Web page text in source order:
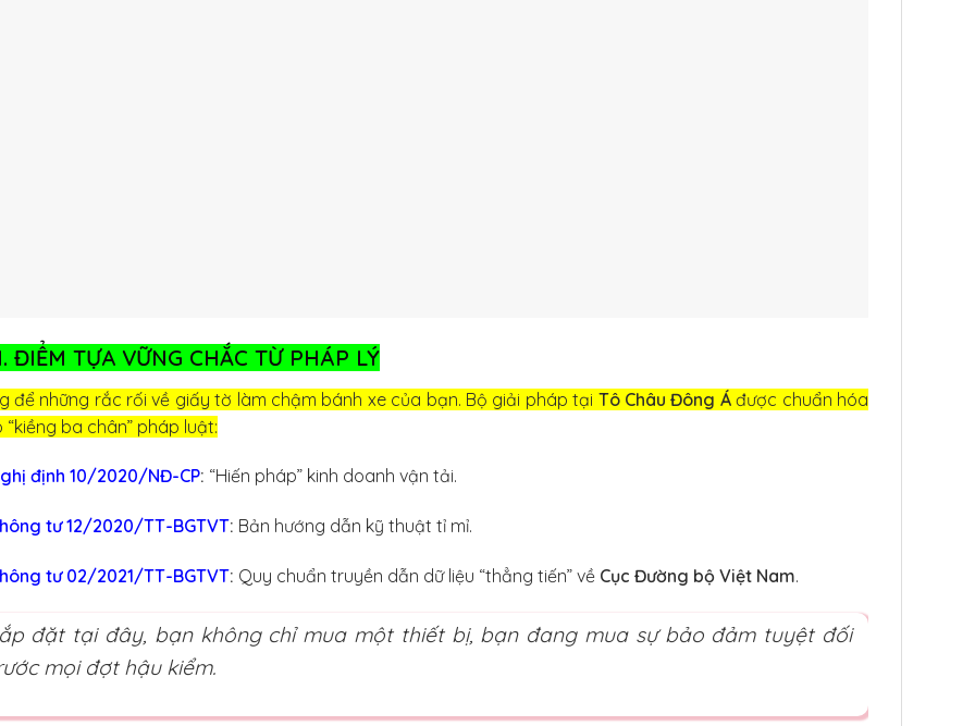
ĐIỂM TỰA VỮNG CHẮC TỪ PHÁP LÝ
để những rắc rối về giấy tờ làm chậm bánh xe của bạn. Bộ giải pháp tại Tô Châu Đông Áđược chuẩn hóa
“kiềng ba chân” pháp luật:
định 10/2020/NĐ-CP: “Hiến pháp” kinh doanh vận tải.
tư 12/2020/TT-BGTVT: Bản hướng dẫn kỹ thuật tỉ mỉ.
tư 02/2021/TT-BGTVT: Quy chuẩn truyền dẫn dữ liệu “thẳng tiến” về Cục Đường bộ Việt Nam.
đặt tại đây, bạn không chỉ mua một thiết bị, bạn đang mua sự bảo đảm tuyệt đối
mọi đợt hậu kiểm.